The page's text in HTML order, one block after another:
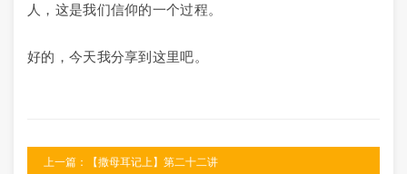
人，这是我们信仰的一个过程。
好的，今天我分享到这里吧。
上一篇：【撒母耳记上】第二十二讲